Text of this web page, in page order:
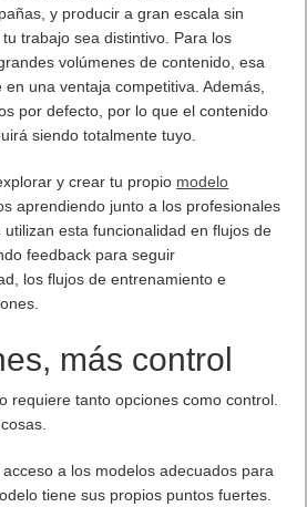
y producir a gran escala sin
trabajo sea distintivo. Para los
volúmenes de contenido, esa
una ventaja competitiva. Además,
por defecto, por lo que el contenido
siendo totalmente tuyo.
y crear tu propio modelo
aprendiendo junto a los profesionales
esta funcionalidad en flujos de
feedback para seguir
los flujos de entrenamiento e
más control
requiere tanto opciones como control.
a los modelos adecuados para
tiene sus propios puntos fuertes.